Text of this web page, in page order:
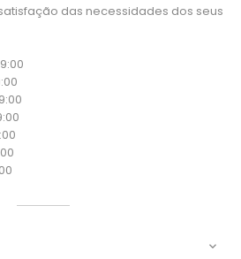
das necessidades dos seus
